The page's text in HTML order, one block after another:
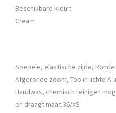
Beschikbare kleur:
Cream
Soepele, elastische zijde,
Afgeronde zoom, Top in lichte
Handwas, chemisch reinigen
en draagt maat 36/XS